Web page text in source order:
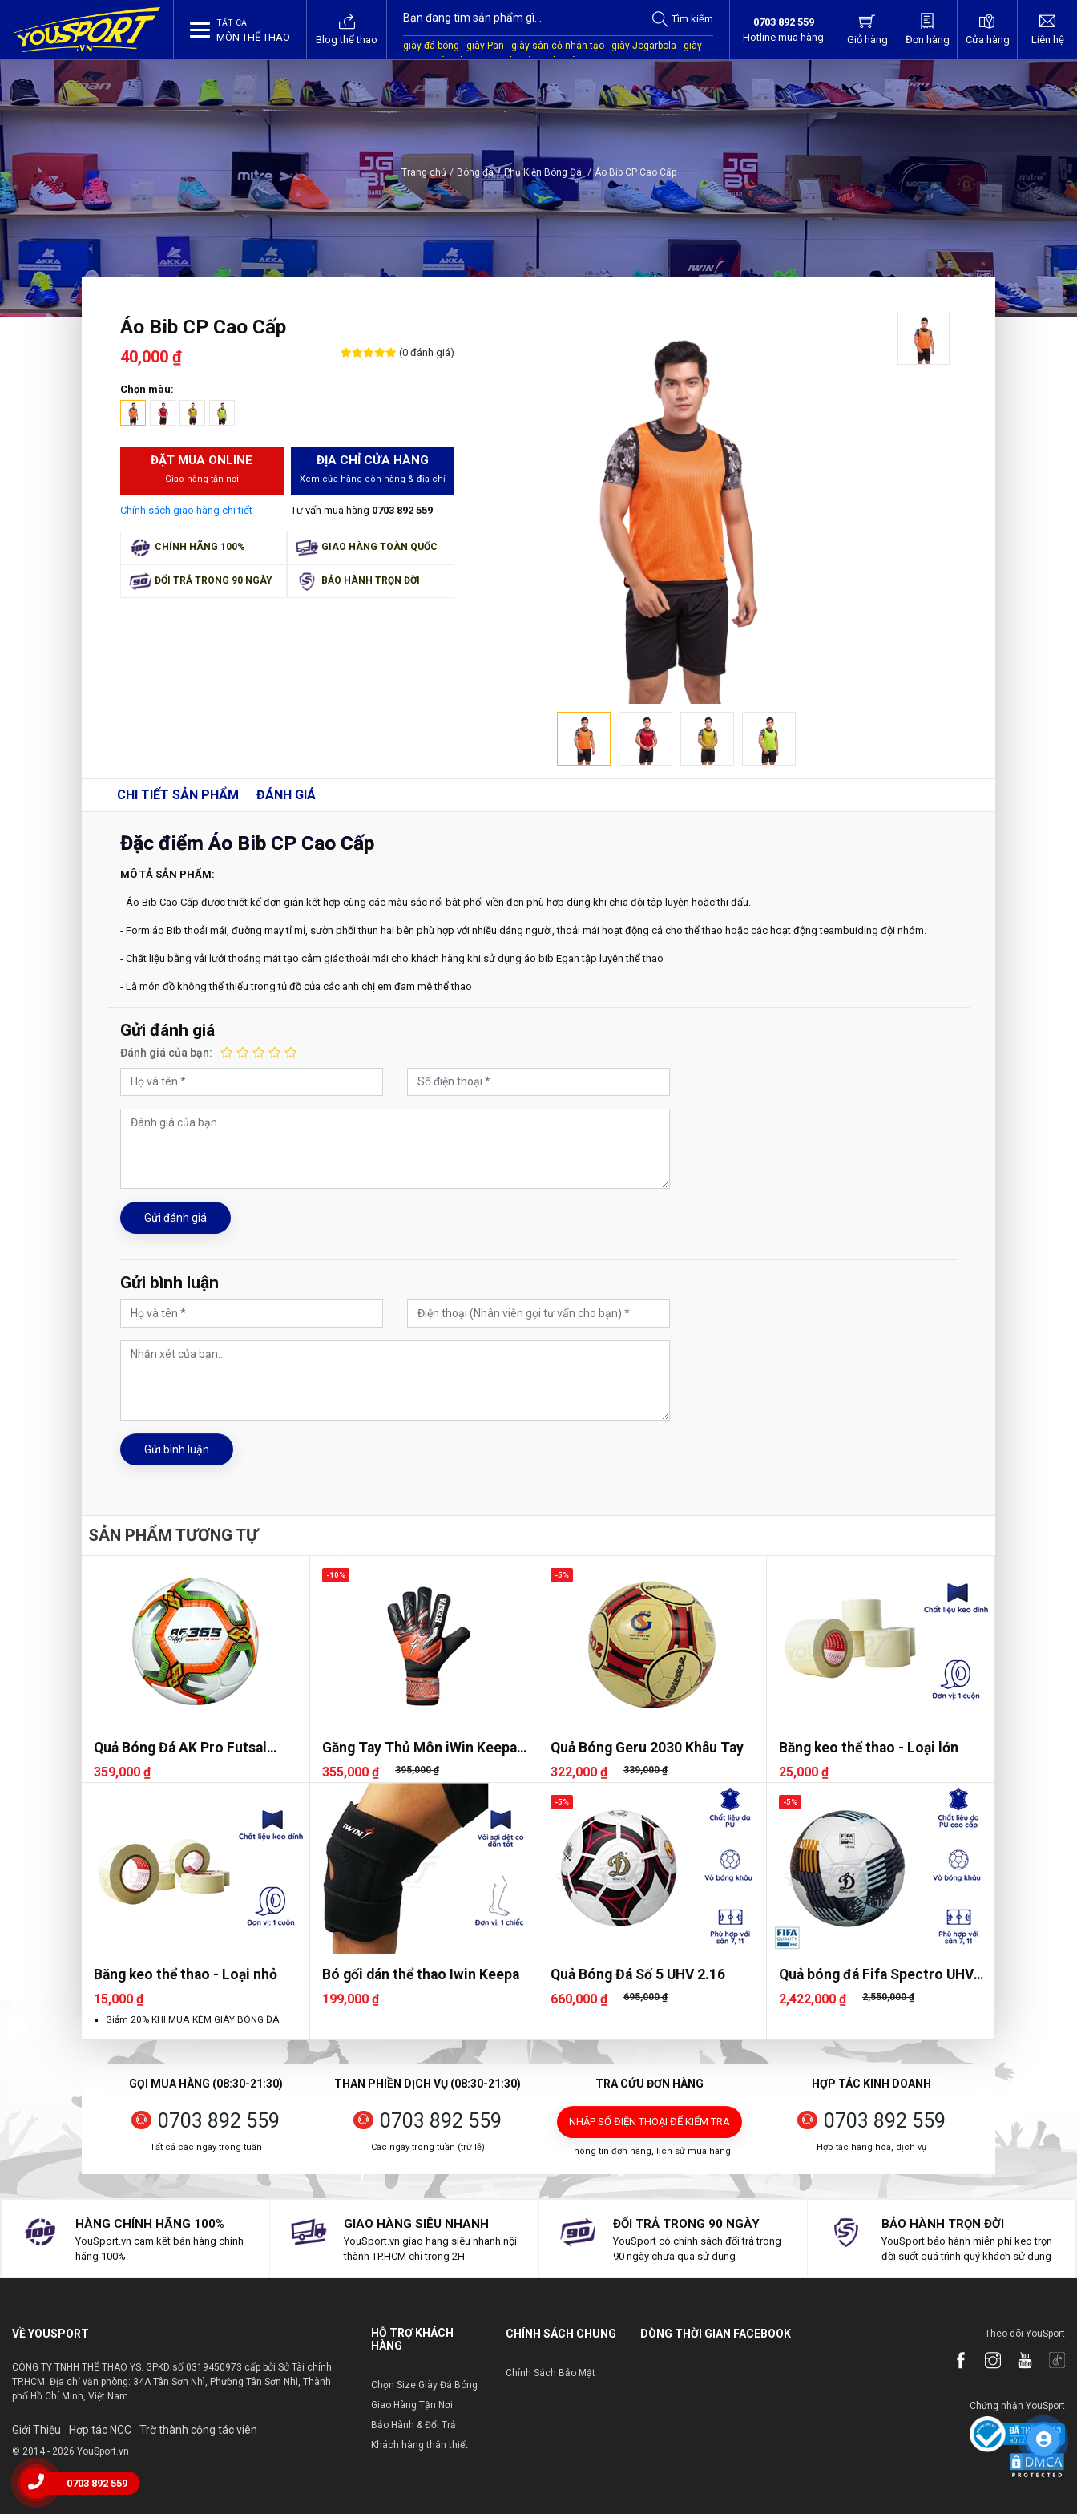
TẤT CẢ
MÔN THỂ THAO Blog thể thao
Tìm kiếm
giày đá bóng giày Pan giày sân cỏ nhân tạo giày Jogarbola
giày
Mitre
giày Akka quần áo bóng đá giày Kamito
0703 892 559
Hotline mua hàng
Giỏ hàng Đơn hàng Cửa hàng Liên hệ
Trang chủ / Bóng đá / Phụ Kiện Bóng Đá / Áo Bib CP Cao Cấp
Áo Bib CP Cao Cấp
40,000 ₫ (0 đánh giá)
Chọn màu:
ĐẶT MUA ONLINE
Giao hàng tận nơi
Chính sách giao hàng chi tiết
ĐỊA CHỈ CỬA HÀNG
Xem cửa hàng còn hàng & địa chỉ
Tư vấn mua hàng 0703 892 559
CHÍNH HÃNG 100% GIAO HÀNG TOÀN QUỐC
ĐỔI TRẢ TRONG 90 NGÀY BẢO HÀNH TRỌN ĐỜI
CHI TIẾT SẢN PHẨM ĐÁNH GIÁ
Đặc điểm Áo Bib CP Cao Cấp
MÔ TẢ SẢN PHẨM:
- Áo Bib Cao Cấp được thiết kế đơn giản kết hợp cùng các màu sắc nổi bật phối viền đen phù hợp dùng khi chia đội tập luyện hoặc thi đấu.
- Form áo Bib thoải mái, đường may tỉ mỉ, sườn phối thun hai bên phù hợp với nhiều dáng người, thoải mái hoạt động cả cho thể thao hoặc các hoạt động teambuiding đội nhóm.
- Chất liệu bằng vải lưới thoáng mát tạo cảm giác thoải mái cho khách hàng khi sử dụng áo bib Egan tập luyện thể thao
- Là món đồ không thể thiếu trong tủ đồ của các anh chị em đam mê thể thao
Gửi đánh giá
Đánh giá của bạn:
Gửi đánh giá
Gửi bình luận
Gửi bình luận
SẢN PHẨM TƯƠNG TỰ
Quả Bóng Đá AK Pro Futsal
AF365
359,000 ₫
Găng Tay Thủ Môn iWin Keepa
Flash
355,000 ₫ 395,000 ₫
-10%
Quả Bóng Geru 2030 Khâu Tay
322,000 ₫ 339,000 ₫
-5%
Băng keo thể thao - Loại lớn
25,000 ₫
Băng keo thể thao - Loại nhỏ
15,000 ₫
Giảm 20% KHI MUA KÈM GIÀY BÓNG ĐÁ
Bó gối dán thể thao Iwin Keepa
199,000 ₫
Quả Bóng Đá Số 5 UHV 2.16
660,000 ₫ 695,000 ₫
-5%
Quả bóng đá Fifa Spectro UHV
2.07
2,422,000 ₫ 2,550,000 ₫
-5%
GỌI MUA HÀNG (08:30-21:30)
0703 892 559
Tất cả các ngày trong tuần
THAN PHIỀN DỊCH VỤ (08:30-21:30)
0703 892 559
Các ngày trong tuần (trừ lễ)
TRA CỨU ĐƠN HÀNG
NHẬP SỐ ĐIỆN THOẠI ĐỂ KIỂM TRA
Thông tin đơn hàng, lịch sử mua hàng
HỢP TÁC KINH DOANH
0703 892 559
Hợp tác hàng hóa, dịch vụ
HÀNG CHÍNH HÃNG 100%
YouSport.vn cam kết bán hàng chính
hãng 100%
GIAO HÀNG SIÊU NHANH
YouSport.vn giao hàng siêu nhanh nội
thành TP.HCM chỉ trong 2H
ĐỔI TRẢ TRONG 90 NGÀY
YouSport có chính sách đổi trả trong
90 ngày chưa qua sử dụng
BẢO HÀNH TRỌN ĐỜI
YouSport bảo hành miễn phí keo trọn
đời suốt quá trình quý khách sử dụng
VỀ YOUSPORT
CÔNG TY TNHH THỂ THAO YS. GPKD số 0319450973 cấp bởi Sở Tài chính
TP.HCM. Địa chỉ văn phòng: 34A Tân Sơn Nhì, Phường Tân Sơn Nhì, Thành
phố Hồ Chí Minh, Việt Nam.
Giới Thiệu Hợp tác NCC Trờ thành cộng tác viên
© 2014 - 2026 YouSport.vn
HỖ TRỢ KHÁCH
HÀNG
Chọn Size Giày Đá Bóng
Giao Hàng Tận Nơi
Bảo Hành & Đổi Trả
Khách hàng thân thiết
CHÍNH SÁCH CHUNG
Chính Sách Bảo Mật
DÒNG THỜI GIAN FACEBOOK Theo dõi YouSport
Chứng nhận YouSport
0703 892 559